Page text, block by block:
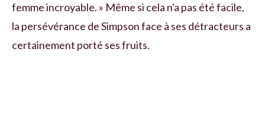
femme incroyable. » Même si cela n'a pas été facile,
la persévérance de Simpson face à ses détracteurs a
certainement porté ses fruits.